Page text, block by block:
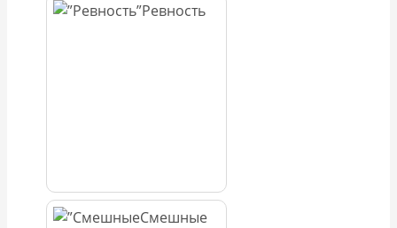
Ревность
Смешные